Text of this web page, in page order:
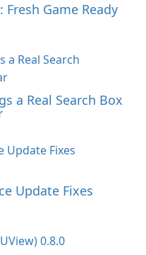
Game Ready
a Real Search Box
Update Fixes